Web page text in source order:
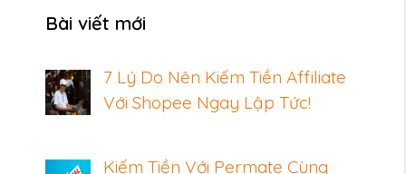
Bài viết mới
7 Lý Do Nên Kiếm Tiền Affiliate
Với Shopee Ngay Lập Tức!
Kiếm Tiền Với Permate Cùng